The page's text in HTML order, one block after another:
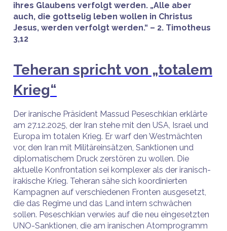
ihres Glaubens verfolgt werden. „Alle aber
auch, die gottselig leben wollen in Christus
Jesus, werden verfolgt werden.“ – 2. Timotheus
3,12
Teheran spricht von „totalem
Krieg“
Der iranische Präsident Massud Peseschkian erklärte
am 27.12.2025, der Iran stehe mit den USA, Israel und
Europa im totalen Krieg. Er warf den Westmächten
vor, den Iran mit Militäreinsätzen, Sanktionen und
diplomatischem Druck zerstören zu wollen. Die
aktuelle Konfrontation sei komplexer als der iranisch-
irakische Krieg. Teheran sähe sich koordinierten
Kampagnen auf verschiedenen Fronten ausgesetzt,
die das Regime und das Land intern schwächen
sollen. Peseschkian verwies auf die neu eingesetzten
UNO-Sanktionen, die am iranischen Atomprogramm